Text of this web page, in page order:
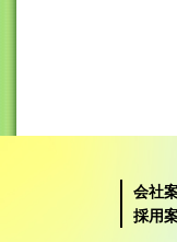
会社
採用